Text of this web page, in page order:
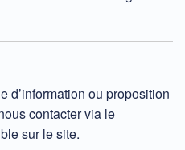
d’information ou proposition
contacter via le
sur le site.